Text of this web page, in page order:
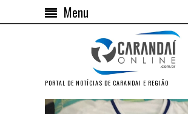
Menu
PORTAL DE NOTÍCIAS DE CARANDAI E REGIÃO